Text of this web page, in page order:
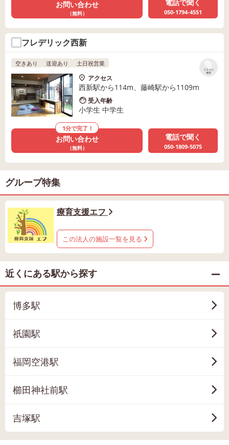
お問い合わせ
（無料）
電話で聞く
050-1794-4551
フレデリック西新
リストに
保存
空きあり 送迎あり 土日祝営業
アクセス
西新駅から114m、藤崎駅から1109m
受入年齢
小学生 中学生
1分で完了！
お問い合わせ
（無料）
電話で聞く
050-1809-5075
グループ特集
療育支援エフ
この法人の施設一覧を見る
近くにある駅から探す
博多駅
祇園駅
福岡空港駅
櫛田神社前駅
吉塚駅